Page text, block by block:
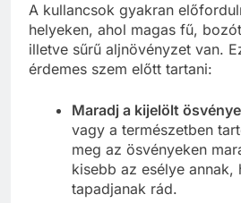
A kullancsok gyakran
helyeken, ahol magas fű,
illetve sűrű aljnövényzet van.
érdemes szem előtt tartani:
Maradj a kijelölt
vagy a természetben
meg az ösvényeken
kisebb az esélye
tapadjanak rád.